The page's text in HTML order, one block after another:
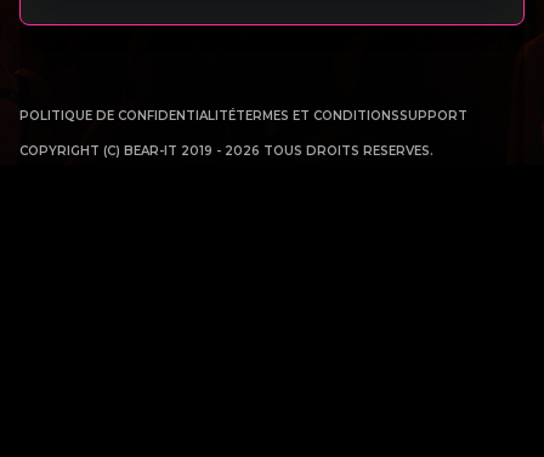
POLITIQUE DE CONFIDENTIALITÉTERMES ET CONDITIONSSUPPORT
COPYRIGHT (C) BEAR-IT 2019 - 2026 TOUS DROITS RESERVES.